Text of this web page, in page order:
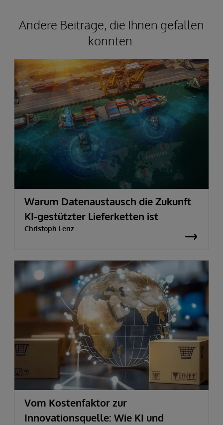
Andere Beiträge, die Ihnen gefallen
könnten.
Warum Datenaustausch die Zukunft
KI-gestützter Lieferketten ist
Christoph Lenz
Vom Kostenfaktor zur
Innovationsquelle: Wie KI und